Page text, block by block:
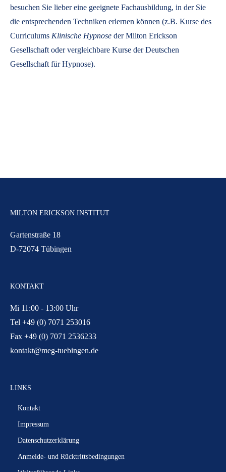
besuchen Sie lieber eine geeignete Fachausbildung, in der Sie
die entsprechenden Techniken erlernen können (z.B. Kurse des
Curriculums Klinische Hypnose der Milton Erickson
Gesellschaft oder vergleichbare Kurse der Deutschen
Gesellschaft für Hypnose).
MILTON ERICKSON INSTITUT
Gartenstraße 18
D-72074 Tübingen
KONTAKT
Mi 11:00 - 13:00 Uhr
Tel +49 (0) 7071 253016
Fax +49 (0) 7071 2536233
kontakt@meg-tuebingen.de
LINKS
Kontakt
Impressum
Datenschutzerklärung
Anmelde- und Rücktrittsbedingungen